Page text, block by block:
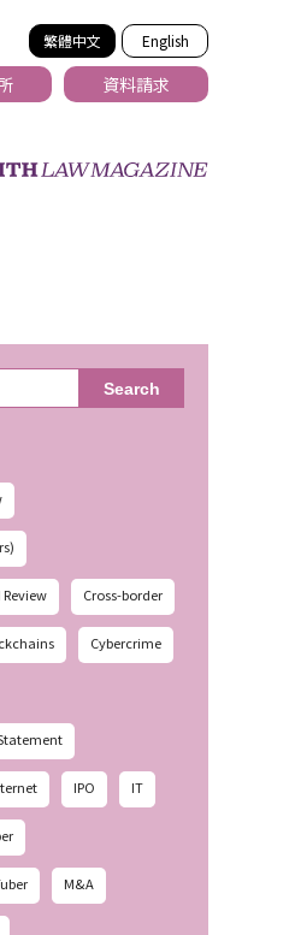
繁體中文 English
資料請求
Search
Cross-border
Cybercrime
IPO IT
M&A